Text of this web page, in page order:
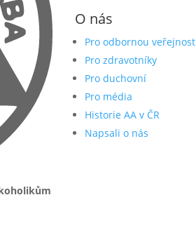
O nás
Pro odbornou veřejnost
Pro zdravotníky
Pro duchovní
Pro média
Historie AA v ČR
Napsali o nás